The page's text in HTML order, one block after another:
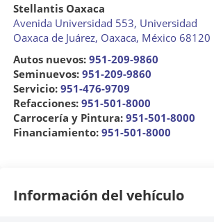
Stellantis Oaxaca
Avenida Universidad 553, Universidad
Oaxaca de Juárez, Oaxaca, México 68120
Autos nuevos: 951-209-9860
Seminuevos: 951-209-9860
Servicio: 951-476-9709
Refacciones: 951-501-8000
Carrocería y Pintura: 951-501-8000
Financiamiento: 951-501-8000
Información del vehículo